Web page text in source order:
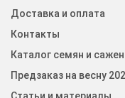
Доставка и оплата
Контакты
Каталог семян и
Предзаказ на весну